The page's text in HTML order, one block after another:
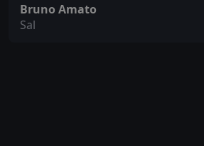
Bruno Amato
Sal